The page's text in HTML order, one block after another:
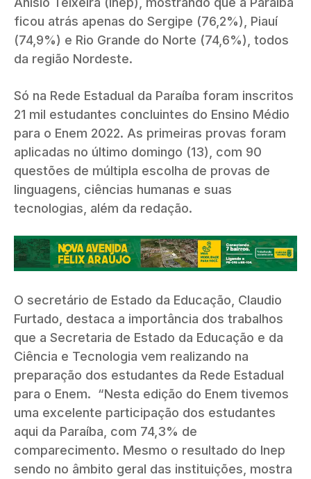
ficou atrás apenas do Sergipe (76,2%), Piauí
(74,9%) e Rio Grande do Norte (74,6%), todos
da região Nordeste.
Só na Rede Estadual da Paraíba foram inscritos
21 mil estudantes concluintes do Ensino Médio
para o Enem 2022. As primeiras provas foram
aplicadas no último domingo (13), com 90
questões de múltipla escolha de provas de
linguagens, ciências humanas e suas
tecnologias, além da redação.
O secretário de Estado da Educação, Claudio
Furtado, destaca a importância dos trabalhos
que a Secretaria de Estado da Educação e da
Ciência e Tecnologia vem realizando na
preparação dos estudantes da Rede Estadual
para o Enem. “Nesta edição do Enem tivemos
uma excelente participação dos estudantes
aqui da Paraíba, com 74,3% de
comparecimento. Mesmo o resultado do Inep
sendo no âmbito geral das instituições, mostra